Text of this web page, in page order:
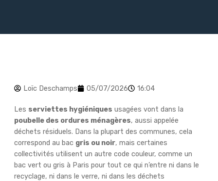
Loïc Deschamps 05/07/2026 16:04
Les serviettes hygiéniques usagées vont dans la
poubelle des ordures ménagères, aussi appelée
déchets résiduels. Dans la plupart des communes, cela
correspond au bac gris ou noir, mais certaines
collectivités utilisent un autre code couleur, comme un
bac vert ou gris à Paris pour tout ce qui n’entre ni dans le
recyclage, ni dans le verre, ni dans les déchets